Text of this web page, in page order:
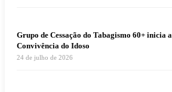
Grupo de Cessação do Tabagismo 60+ inicia
Convivência do Idoso
24 de julho de 2026